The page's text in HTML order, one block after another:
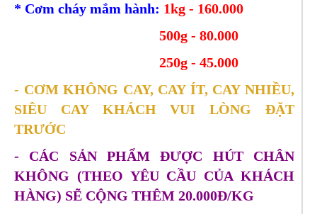
* Cơm cháy mắm hành: 1kg - 160.000
500g - 80.000
250g - 45.000
- CƠM KHÔNG CAY, CAY ÍT, CAY NHIỀU,
SIÊU CAY KHÁCH VUI LÒNG ĐẶT
TRƯỚC
- CÁC SẢN PHẨM ĐƯỢC HÚT CHÂN
KHÔNG (THEO YÊU CẦU CỦA KHÁCH
HÀNG) SẼ CỘNG THÊM 20.000Đ/KG